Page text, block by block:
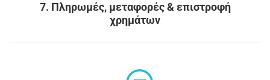
7. Πληρωμές, μεταφορές & επιστροφή
χρημάτων